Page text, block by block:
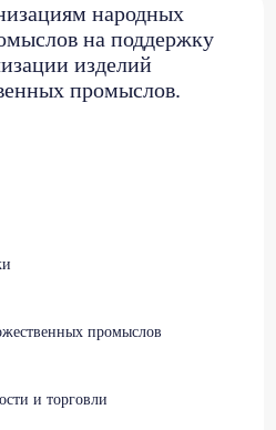
народных
на поддержку
изделий
промыслов.
промыслов
и торговли